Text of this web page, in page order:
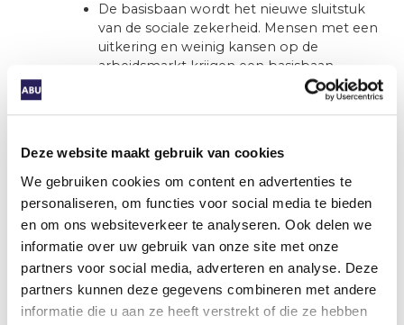
Deze website maakt gebruik van cookies
We gebruiken cookies om content en advertenties te
personaliseren, om functies voor social media te bieden
en om ons websiteverkeer te analyseren. Ook delen we
informatie over uw gebruik van onze site met onze
partners voor social media, adverteren en analyse. Deze
partners kunnen deze gegevens combineren met andere
informatie die u aan ze heeft verstrekt of die ze hebben
De basisbaan wordt het nieuwe sluitstuk
van de sociale zekerheid. Mensen met een
uitkering en weinig kansen op de
arbeidsmarkt krijgen een basisbaan
beschermd.
Andere relevante
dossiers